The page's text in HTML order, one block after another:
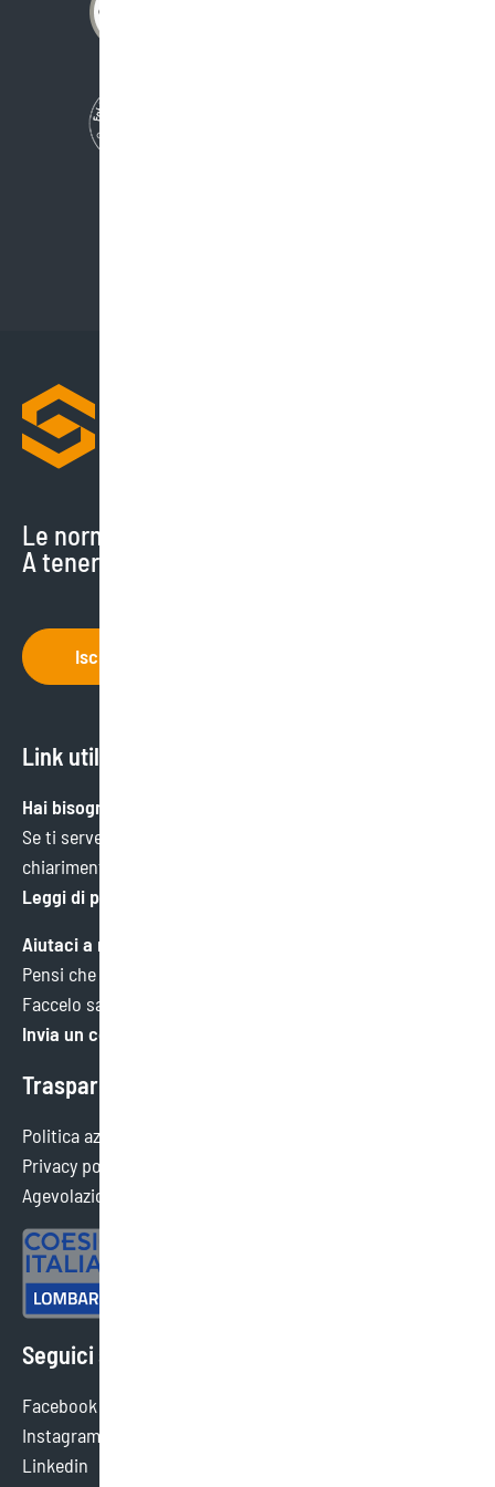
Le normative cambiano di continuo.
A tenerti aggiornato ci pensiamo noi.
Iscriviti
Link utili
Hai bisogno di aiuto?
Se ti serve un’informazione specifica o hai bisogno di
chiarimenti, ci trovi qui.
Leggi di più
Aiutaci a migliorare
Pensi che potremmo fare meglio in qualche ambito?
Faccelo sapere. Faremo tesoro di ogni consiglio.
Invia un commento
Trasparenza
Politica aziendale
Privacy policy
Agevolazioni ottenute
Seguici sui social
Facebook
Instagram
Linkedin